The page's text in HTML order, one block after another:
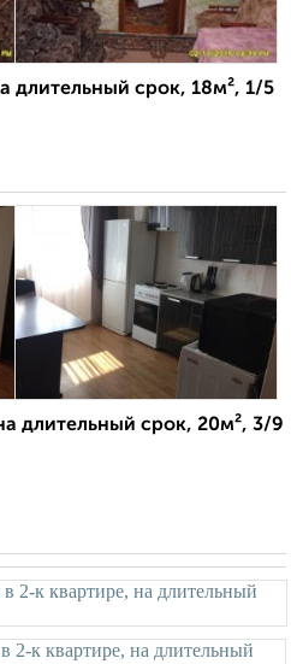
длительный срок, 18м², 1/5
длительный срок, 20м², 3/9